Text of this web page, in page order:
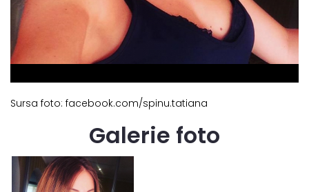
Sursa foto: facebook.com/spinu.tatiana
Galerie foto